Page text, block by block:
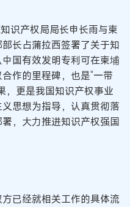
识产权局局长申长雨与柬
长占蒲拉西签署了关于知
国有效发明专利可在柬埔
作的里程碑，也是“一带
，更是我国知识产权事业
思想为指导，认真贯彻落
，大力推进知识产权强国
已经就相关工作的具体流